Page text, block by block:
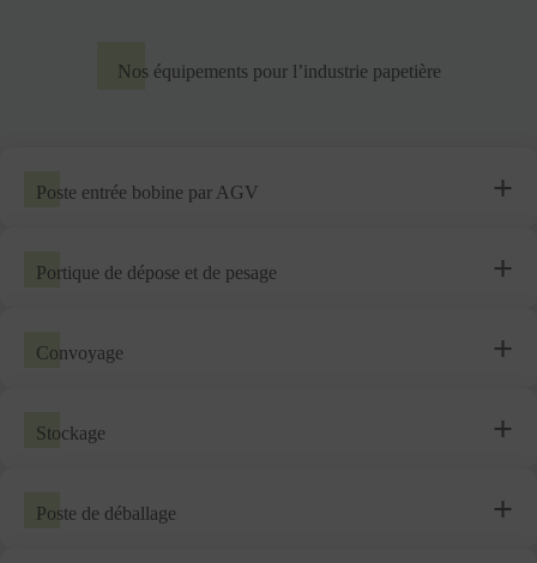
Nos équipements pour l’industrie papetière
Poste entrée bobine par AGV
Portique de dépose et de pesage
Convoyage
Stockage
Poste de déballage